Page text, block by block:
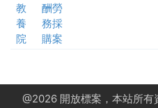
教
養
院
酬勞
務採
購案
@2026 開放標案，本站所